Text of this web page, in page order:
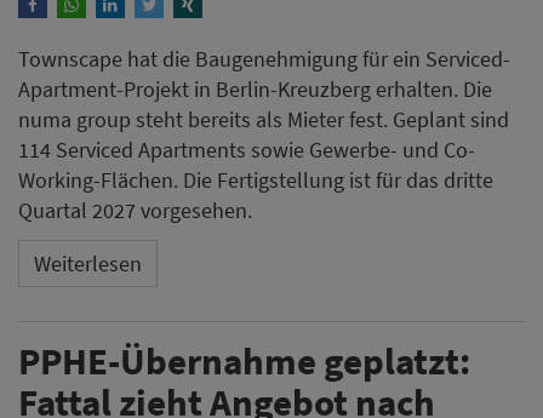
Townscape hat die Baugenehmigung für ein Serviced-
Apartment-Projekt in Berlin-Kreuzberg erhalten. Die
numa group steht bereits als Mieter fest. Geplant sind
114 Serviced Apartments sowie Gewerbe- und Co-
Working-Flächen. Die Fertigstellung ist für das dritte
Quartal 2027 vorgesehen.
Weiterlesen
PPHE-Übernahme geplatzt:
Fattal zieht Angebot nach